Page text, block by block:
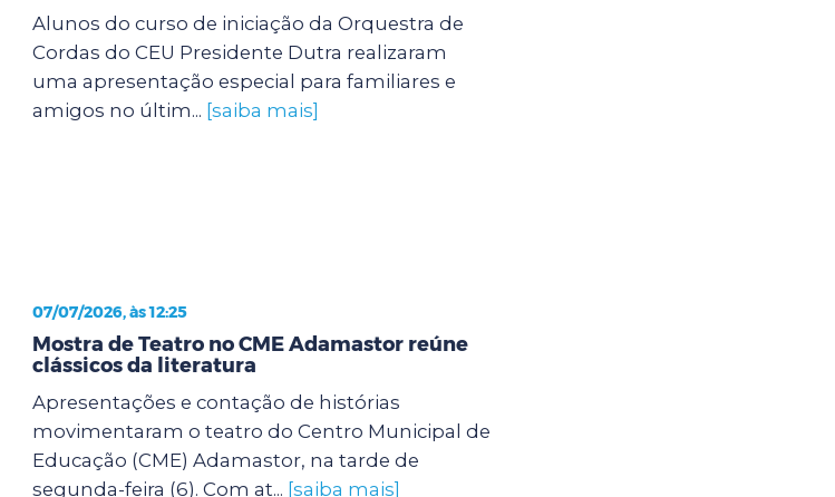
Alunos do curso de iniciação da Orquestra de
Cordas do CEU Presidente Dutra realizaram
uma apresentação especial para familiares e
amigos no últim... [saiba mais]
07/07/2026, às 12:25
Mostra de Teatro no CME Adamastor reúne
clássicos da literatura
Apresentações e contação de histórias
movimentaram o teatro do Centro Municipal de
Educação (CME) Adamastor, na tarde de
segunda-feira (6). Com at... [saiba mais]